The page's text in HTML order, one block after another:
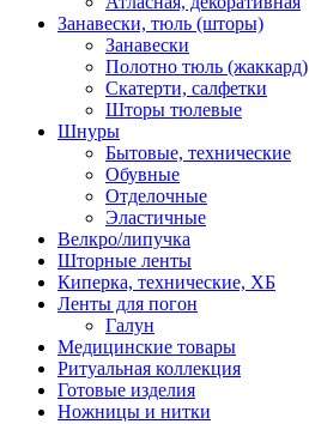
Занавески, тюль (шторы)
Занавески
Полотно тюль (жаккард)
Скатерти, салфетки
Шторы тюлевые
Шнуры
Бытовые, технические
Обувные
Отделочные
Эластичные
Велкро/липучка
Шторные ленты
Киперка, технические, ХБ
Ленты для погон
Галун
Медицинские товары
Ритуальная коллекция
Готовые изделия
Ножницы и нитки